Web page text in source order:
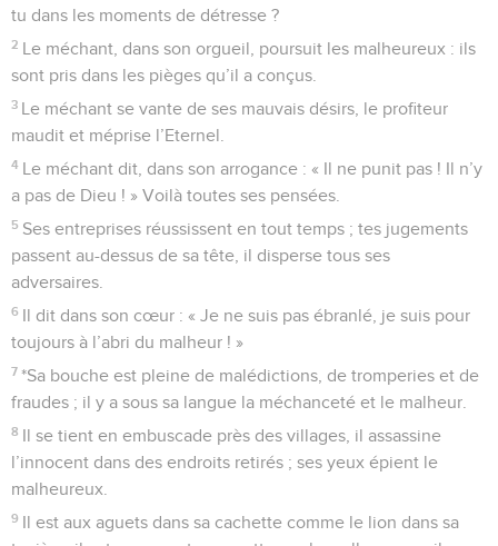
tu dans les moments de détresse ?
2
Le méchant, dans son orgueil, poursuit les malheureux : ils
sont pris dans les pièges qu’il a conçus.
3
Le méchant se vante de ses mauvais désirs, le profiteur
maudit et méprise l’Eternel.
4
Le méchant dit, dans son arrogance : « Il ne punit pas ! Il n’y
a pas de Dieu ! » Voilà toutes ses pensées.
5 Ses entreprises réussissent en tout temps ; tes jugements
passent au-dessus de sa tête, il disperse tous ses
adversaires.
6
Il dit dans son cœur : « Je ne suis pas ébranlé, je suis pour
toujours à l’abri du malheur ! »
7 *Sa bouche est pleine de malédictions, de tromperies et de
fraudes ; il y a sous sa langue la méchanceté et le malheur.
8
Il se tient en embuscade près des villages, il assassine
l’innocent dans des endroits retirés ; ses yeux épient le
malheureux.
9
Il est aux aguets dans sa cachette comme le lion dans sa